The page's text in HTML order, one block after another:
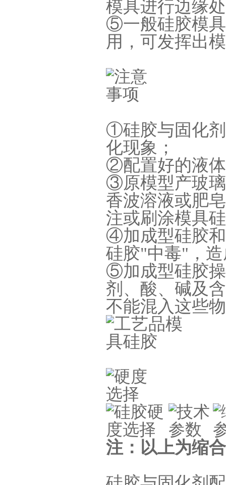
模具进行边缘
⑤一般硅胶模
用，可发挥出
①硅胶与固化
化现象；
②配置好的液
③原模型产玻
香波溶液或肥
注或刷涂模具
④加成型硅胶
硅胶"中毒"，
⑤加成型硅胶
剂、酸、碱及
不能混入这些
注：以上为缩